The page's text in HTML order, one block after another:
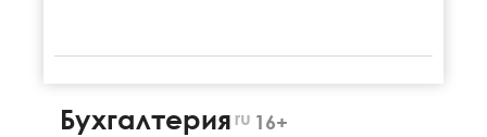
Бухгалтерия ru 16+